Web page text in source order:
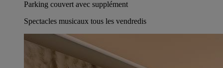
Parking couvert avec supplément
Spectacles musicaux tous les vendredis